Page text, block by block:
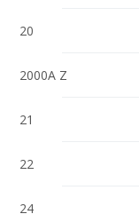
20
2000A Z
21
22
24